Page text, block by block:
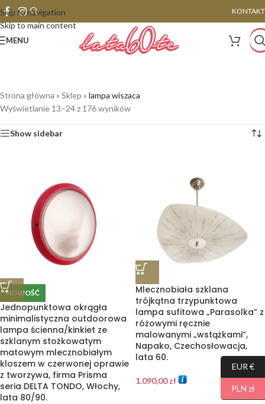
Skip to navigation
Skip to main content
KONTAKT
MENU
Strona główna » Sklep » lampa wiszaca
Wyświetlanie 13–24 z 176 wyników
Show sidebar
NOWOŚĆ
Jednopunktowa okrągła
minimalistyczna outdoorowa
lampa ścienna/kinkiet ze
szklanym stożkowatym
matowym mlecznobiałym
kloszem w czerwonej oprawie
z tworzywa, firma Prisma
seria DELTA TONDO, Włochy,
lata 80/90.
Mlecznobiała szklana
trójkątna trzypunktowa
lampa sufitowa „Parasolka” z
różowymi ręcznie
malowanymi „wstążkami”,
Napako, Czechosłowacja,
lata 60.
1.090,00zł
EUR €
PLN zł